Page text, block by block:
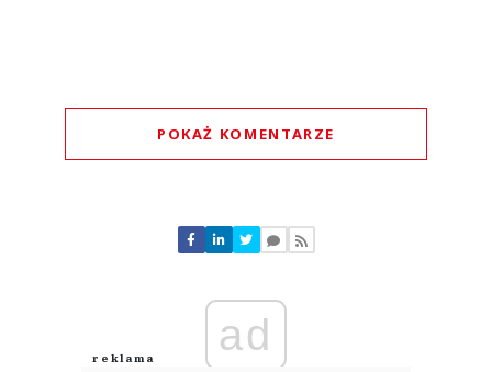
POKAŻ KOMENTARZE
Nie znaleziono komentarzy
Zostaw swoje komentarze
Anuluj
ad